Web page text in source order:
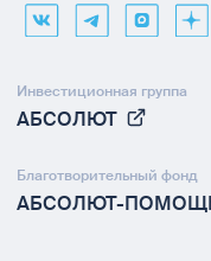
Инвестиционная группа
АБСОЛЮТ
Благотворительный фонд
АБСОЛЮТ-